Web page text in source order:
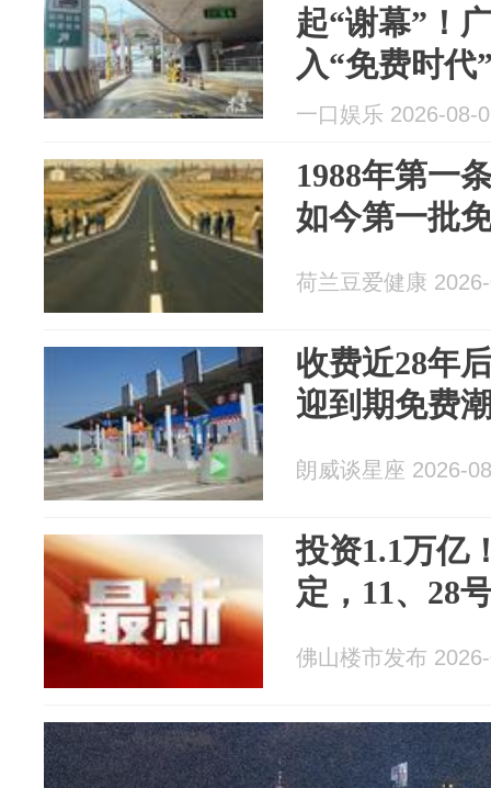
起“谢幕”！
入“免费时代
一口娱乐 2026-08-
1988年第一
如今第一批
荷兰豆爱健康
收费近28年
迎到期免费
朗威谈星座 2026-
投资1.1万亿
定，11、28
佛山楼市发布